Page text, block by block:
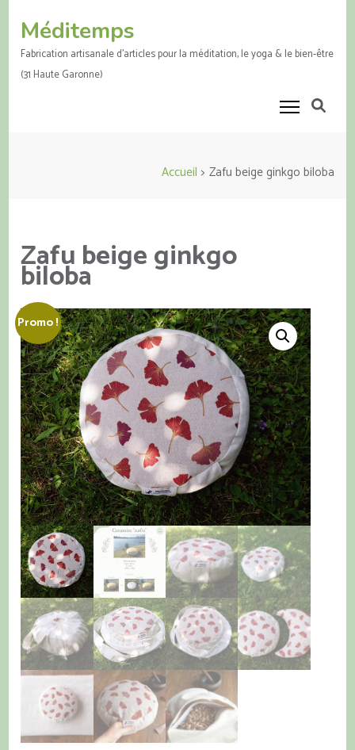
contenu
(Pressez
Méditemps
Fabrication artisanale d'articles pour la méditation, le yoga & le bien-être
(31 Haute Garonne)
Accueil > Zafu beige ginkgo biloba
Zafu beige ginkgo
biloba
Promo !